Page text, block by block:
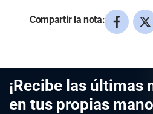
Compartir la nota:
¡Recibe las últimas
en tus propias